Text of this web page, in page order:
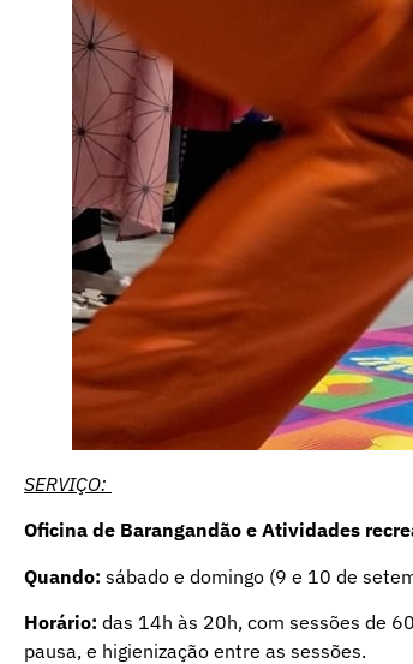
SERVIÇO:
Oficina de Barangandão e Atividades
Quando: sábado e domingo (9 e 10 de
Horário: das 14h às 20h, com sessões de
pausa, e higienização entre as sessões.